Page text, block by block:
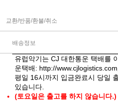
교환/반품/환불/취소
배송정보
유럽악기는 CJ 대한통운 택배를
운택배: http://www.cjlogistics.com
평일 16시까지 입금완료시 당일
있습니다.
(토요일은 출고를 하지 않습니다.)